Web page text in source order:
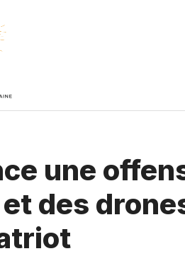
une
des